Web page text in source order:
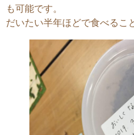
も可能です。
だいたい半年ほどで食べるこ